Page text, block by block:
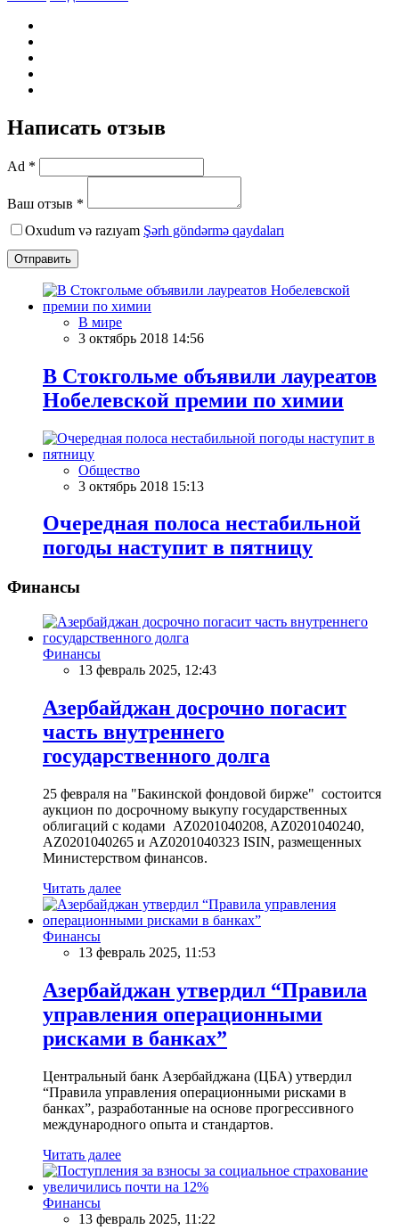
Написать отзыв
Ad *
Ваш отзыв *
Oxudum və razıyam Şərh göndərmə qaydaları
Отправить
В мире
3 октябрь 2018 14:56
В Стокгольме объявили лауреатов
Нобелевской премии по химии
Общество
3 октябрь 2018 15:13
Очередная полоса нестабильной
погоды наступит в пятницу
Финансы
Финансы
13 февраль 2025, 12:43
Азербайджан досрочно погасит
часть внутреннего
государственного долга
25 февраля на "Бакинской фондовой бирже" состоится
аукцион по досрочному выкупу государственных
облигаций с кодами AZ0201040208, AZ0201040240,
AZ0201040265 и AZ0201040323 ISIN, размещенных
Министерством финансов.
Читать далее
Финансы
13 февраль 2025, 11:53
Азербайджан утвердил “Правила
управления операционными
рисками в банках”
Центральный банк Азербайджана (ЦБА) утвердил
“Правила управления операционными рисками в
банках”, разработанные на основе прогрессивного
международного опыта и стандартов.
Читать далее
Финансы
13 февраль 2025, 11:22